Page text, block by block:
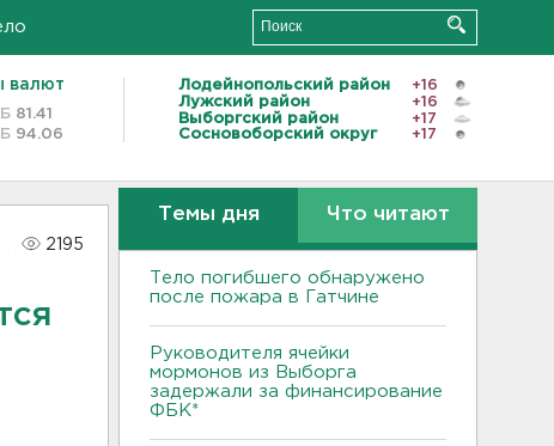
валют
81.41
94.06
Лодейнопольский район
+16
Лужский район
+16
Выборгский район
+17
Сосновоборский округ
+17
2195
Темы дня Что читают
Тело погибшего обнаружено
после пожара в Гатчине
Руководителя ячейки
мормонов из Выборга
задержали за финансирование
ФБК*